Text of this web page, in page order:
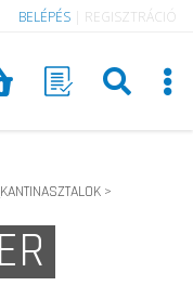
BELÉPÉS REGISZTRÁCIÓ
>